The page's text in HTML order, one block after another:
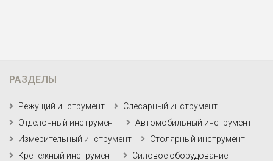
РАЗДЕЛЫ
Режущий инструмент
Слесарный инструмент
Отделочный инструмент
Автомобильный инструмент
Измерительный инструмент
Столярный инструмент
Крепежный инструмент
Силовое оборудование